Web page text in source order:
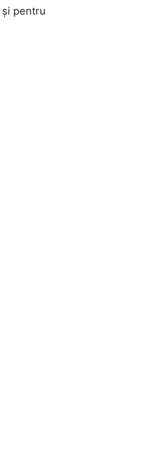
pentru